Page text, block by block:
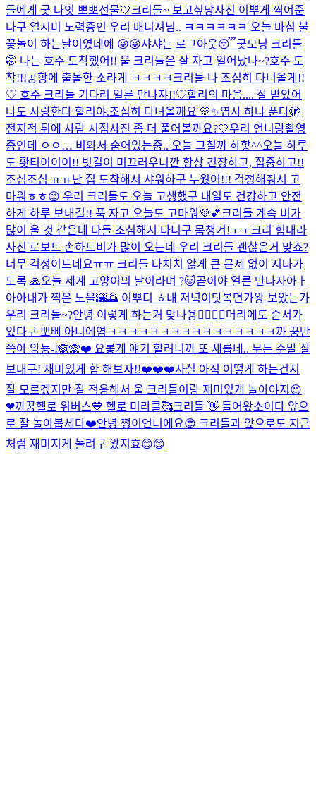
들에게 굿 나잇 뽀뽀선물🤍 크리들~ 보고싶당사진 이뿌게 찍어준
다구 열시미 노력중인 우리 매니져님.. ㅋㅋㅋㅋㅋㅋ 오늘 마침 불
꽃놀이 하는날이였데에 😜😜샤샤는 로그아웃😴굿모닝 크리들
🤭 나는 호주 도착했어!! 울 크리들은 잘 자고 일어났나~?호주 도
착!!!공항에 출몰한 소라게 ㅋㅋㅋㅋ 크리들 나 조심히 다녀올게!!
♡ 호주 크리들 기다려 얼른 만나쟈!!♡할리의 마음.... 잘 받았어
나도 사랑한다 할리야.조심히 다녀올께요 💛✨엽사 하나 푼다🫣
전지적 뒤에 사람 시점사진 좀 더 풀어볼까요?🤍우리 언니랑촬영
중인데 ㅇㅇ… 비와서 숨어있는중.. 오늘 그칠까 하핳^^오늘 하루
도 홧티이이이!! 빗길이 미끄러우니깐 항상 긴장하고, 집중하고!!
조심조심 ㅠㅠ난 집 도착해서 샤워하구 누웠어!!! 걱정해줘서 고
마워ㅎㅎ😉 우리 크리들도 오늘 고생했구 내일도 건강하고 안전
하게 하루 보내길!! 푹 자고 오늘도 고마워💜💕 크리들 계속 비가
많이 올 것 같은데 다들 조심해서 다니구 몸챙겨!ㅜㅜ크리 힘내라
사진 로보트 손하트비가 많이 오는데 우리 크리들 괜찮은거 맞죠?
너무 걱정이드네요ㅠㅠ 크리들 다치치 않게 큰 문제 없이 지나가
도록 🙏오늘 세계 고양이의 날이라며 ?🐱곧이야 얼른 만나자아ㅏ
아아내가 찍은 노을🌇🌅 이뿌디 ㅎ내 저녁이닷복면가왕 보았는가
우리 크리들~?안녕 이렇게 하는거 맞나용👉🏻👈🏻머리에도 순서가
있다구 뽀삐 아니에염 ㅋㅋㅋㅋㅋㅋㅋㅋㅋㅋㅋㅋㅋㅋㅋㅋ 까 꿍반
쪽아 앙뇽-!🙈🙈❤️ 요롷게 얘기 할려니까 또 새롭네.. 무튼 주말 잘
보내구! 재미있게 함 해보자!!❤️❤️❤️사실 아직 어떻게 하는건지
잘 모르겠지만 잘 적응해서 울 크리들이랑 재미있게 놀아야지😉
❤까꿍헬로 위버스💙 헬로 미라클🥰크리들 👋 들어왔소이다 앞으
로 잘 놀아봅세다❤️안녕 쩡이언니에요😍 크리들과 앞으로도 지금
처럼 재미지게 놀려구 왔지효😊😊